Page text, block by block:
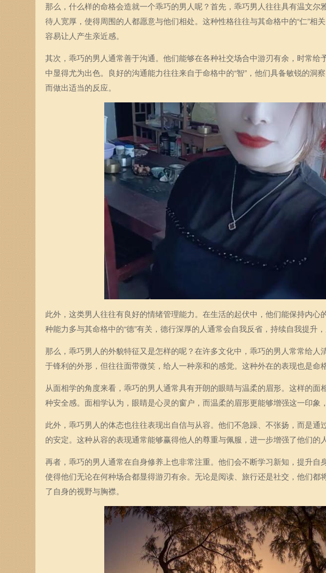
那么，什么样的命格会造就一个乖巧的男人呢？首先，乖巧男人往往具有温文尔
待人宽厚，使得周围的人都愿意与他们相处。这种性格往往与其命格中的“仁”相
容易让人产生亲近感。
其次，乖巧的男人通常善于沟通。他们能够在各种社交场合中游刃有余，时常给
中显得尤为出色。良好的沟通能力往往来自于命格中的“智”，他们具备敏锐的洞
而做出适当的反应。
此外，这类男人往往有良好的情绪管理能力。在生活的起伏中，他们能保持内心
种能力多与其命格中的“德”有关，德行深厚的人通常会自我反省，持续自我提升
那么，乖巧男人的外貌特征又是怎样的呢？在许多文化中，乖巧的男人常常给人
于锋利的外形，但往往面带微笑，给人一种亲和的感觉。这种外在的表现也是命
从面相学的角度来看，乖巧的男人通常具有开朗的眼睛与温柔的眉形。这样的面
种安全感。面相学认为，眼睛是心灵的窗户，而温柔的眉形更能够增强这一印象
此外，乖巧男人的体态也往往表现出自信与从容。他们不急躁、不张扬，而是通
的安定。这种从容的表现通常能够赢得他人的尊重与佩服，进一步增强了他们的
再者，乖巧的男人通常在自身修养上也非常注重。他们会不断学习新知，提升自
使得他们无论在何种场合都显得游刃有余。无论是阅读、旅行还是社交，他们都
了自身的视野与胸襟。